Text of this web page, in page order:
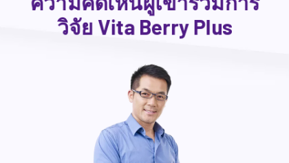
วิจัย Vita Berry Plus